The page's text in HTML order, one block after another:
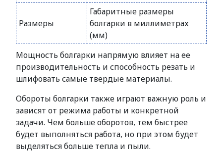
Размеры
Габаритные размеры
болгарки в миллиметрах
(мм)
Мощность болгарки напрямую влияет на ее
производительность и способность резать и
шлифовать самые твердые материалы.
Обороты болгарки также играют важную роль и
зависят от режима работы и конкретной
задачи. Чем больше оборотов, тем быстрее
будет выполняться работа, но при этом будет
выделяться больше тепла и пыли.